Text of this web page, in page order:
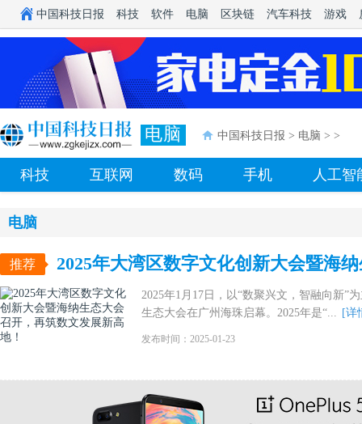
中国科技日报 科技 软件 电脑 区块链 汽车科技 游戏
电脑 中国科技日报 > 电脑 > >
科技 互联网 数码 手机 人工智
电脑
推荐
2025年大湾区数字文化创新大会暨海
展新高地！
2025年1月17日，以“数聚兴文，智融向新”
生态大会在广州海珠启幕。2025年是“... [详
发布时间：2025-01-23